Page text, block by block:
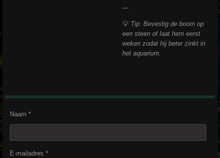
—
💡 Tip: Bevestig de boom op
een steen of laat hem eerst
weken zodat hij beter zinkt in
het aquarium.
Naam *
E-mailadres *